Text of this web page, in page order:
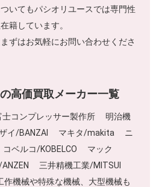
いてもパシオリユースでは専門性
籍しています。
ずはお気軽にお問い合わせくださ
高価買取メーカー一覧
士コンプレッサー製作所 明治機
イ/BANZAI マキタ/makita ニ
ベルコ/KOBELCO マック
三井精機工業/MITSUI
機械や特殊な機械、大型機械も